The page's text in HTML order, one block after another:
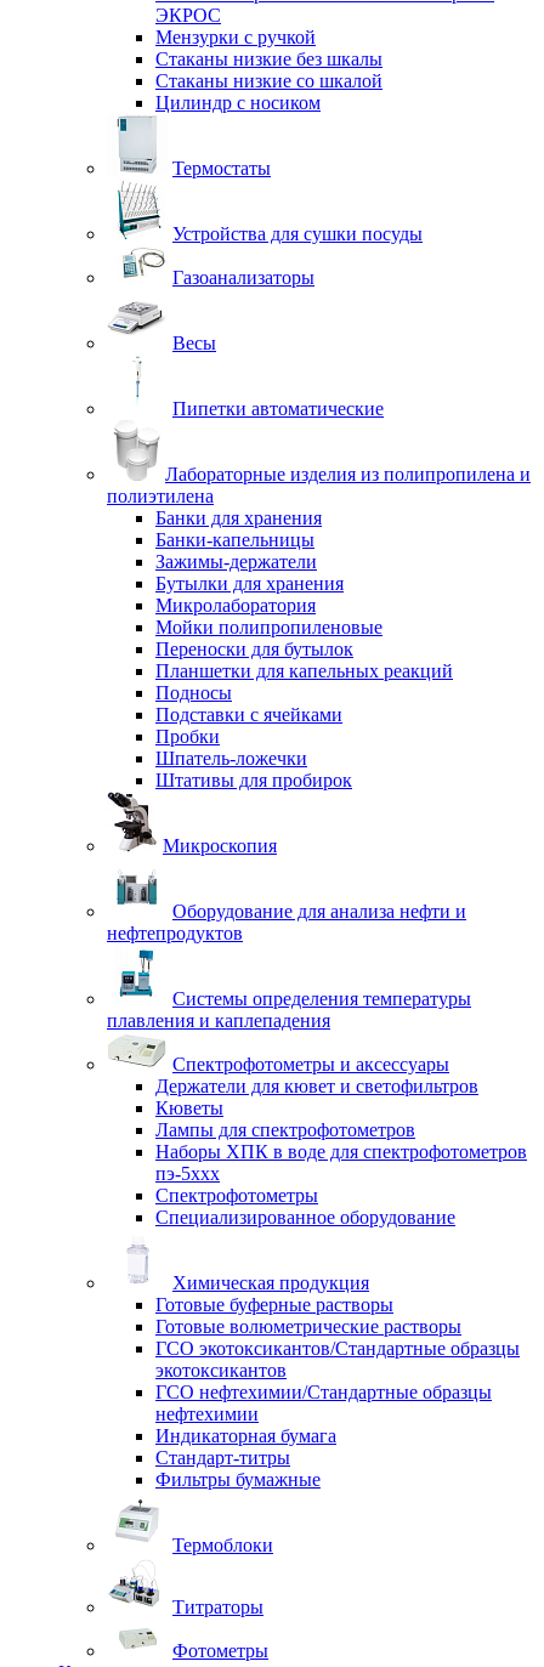
ЭКРОС
Мензурки с ручкой
Стаканы низкие без шкалы
Стаканы низкие со шкалой
Цилиндр с носиком
Термостаты
Устройства для сушки посуды
Газоанализаторы
Весы
Пипетки автоматические
Лабораторные изделия из полипропилена и
полиэтилена
Банки для хранения
Банки-капельницы
Зажимы-держатели
Бутылки для хранения
Микролаборатория
Мойки полипропиленовые
Переноски для бутылок
Планшетки для капельных реакций
Подносы
Подставки с ячейками
Пробки
Шпатель-ложечки
Штативы для пробирок
Микроскопия
Оборудование для анализа нефти и
нефтепродуктов
Системы определения температуры
плавления и каплепадения
Спектрофотометры и аксессуары
Держатели для кювет и светофильтров
Кюветы
Лампы для спектрофотометров
Наборы ХПК в воде для спектрофотометров
пэ-5ххх
Спектрофотометры
Специализированное оборудование
Химическая продукция
Готовые буферные растворы
Готовые волюметрические растворы
ГСО экотоксикантов/Стандартные образцы
экотоксикантов
ГСО нефтехимии/Стандартные образцы
нефтехимии
Индикаторная бумага
Стандарт-титры
Фильтры бумажные
Термоблоки
Титраторы
Фотометры